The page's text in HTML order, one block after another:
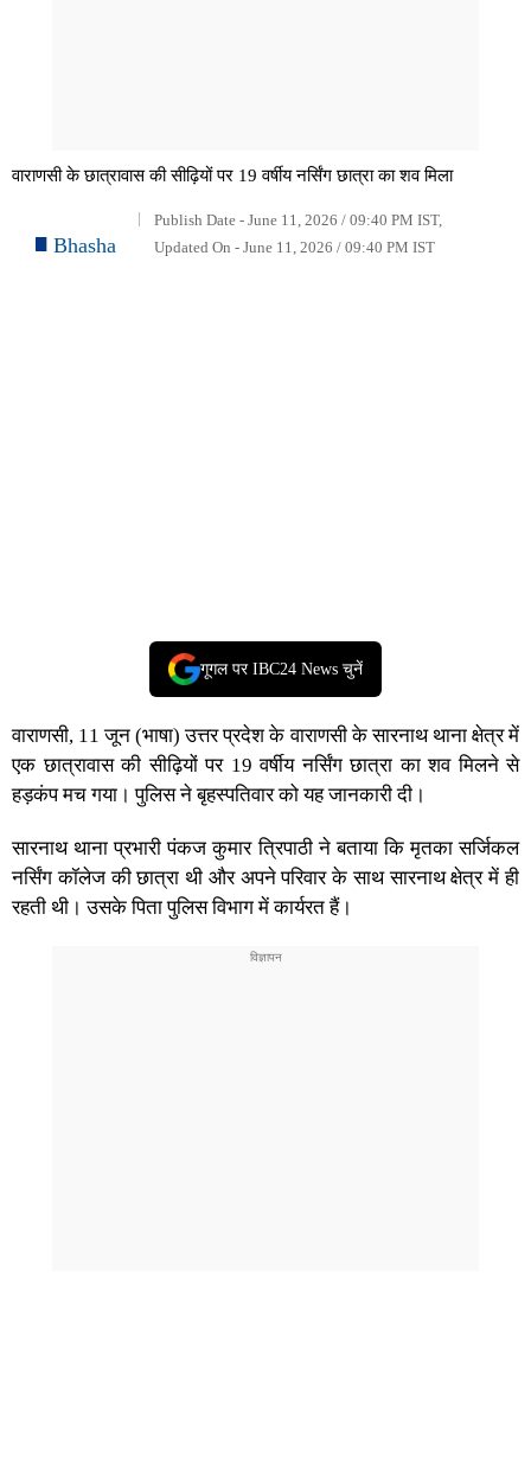
वाराणसी के छात्रावास की सीढ़ियों पर 19 वर्षीय नर्सिंग छात्रा का शव मिला
Bhasha
Publish Date - June 11, 2026 / 09:40 PM IST,
Updated On - June 11, 2026 / 09:40 PM IST
गूगल पर IBC24 News चुनें
वाराणसी, 11 जून (भाषा) उत्तर प्रदेश के वाराणसी के सारनाथ थाना क्षेत्र में
एक छात्रावास की सीढ़ियों पर 19 वर्षीय नर्सिंग छात्रा का शव मिलने से
हड़कंप मच गया। पुलिस ने बृहस्पतिवार को यह जानकारी दी।
सारनाथ थाना प्रभारी पंकज कुमार त्रिपाठी ने बताया कि मृतका सर्जिकल
नर्सिंग कॉलेज की छात्रा थी और अपने परिवार के साथ सारनाथ क्षेत्र में ही
रहती थी। उसके पिता पुलिस विभाग में कार्यरत हैं।